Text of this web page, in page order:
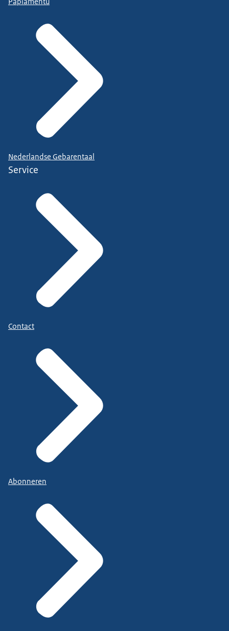
Nederlandse Gebarentaal
Service
Contact
Abonneren